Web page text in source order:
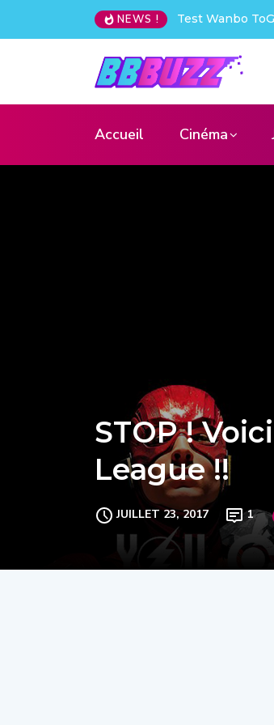
NEWS !
ToGo Pro : le vidéoprojecteur nomade qui
Accueil Cinéma
STOP !
League !!
JUILLET 23, 2017 1